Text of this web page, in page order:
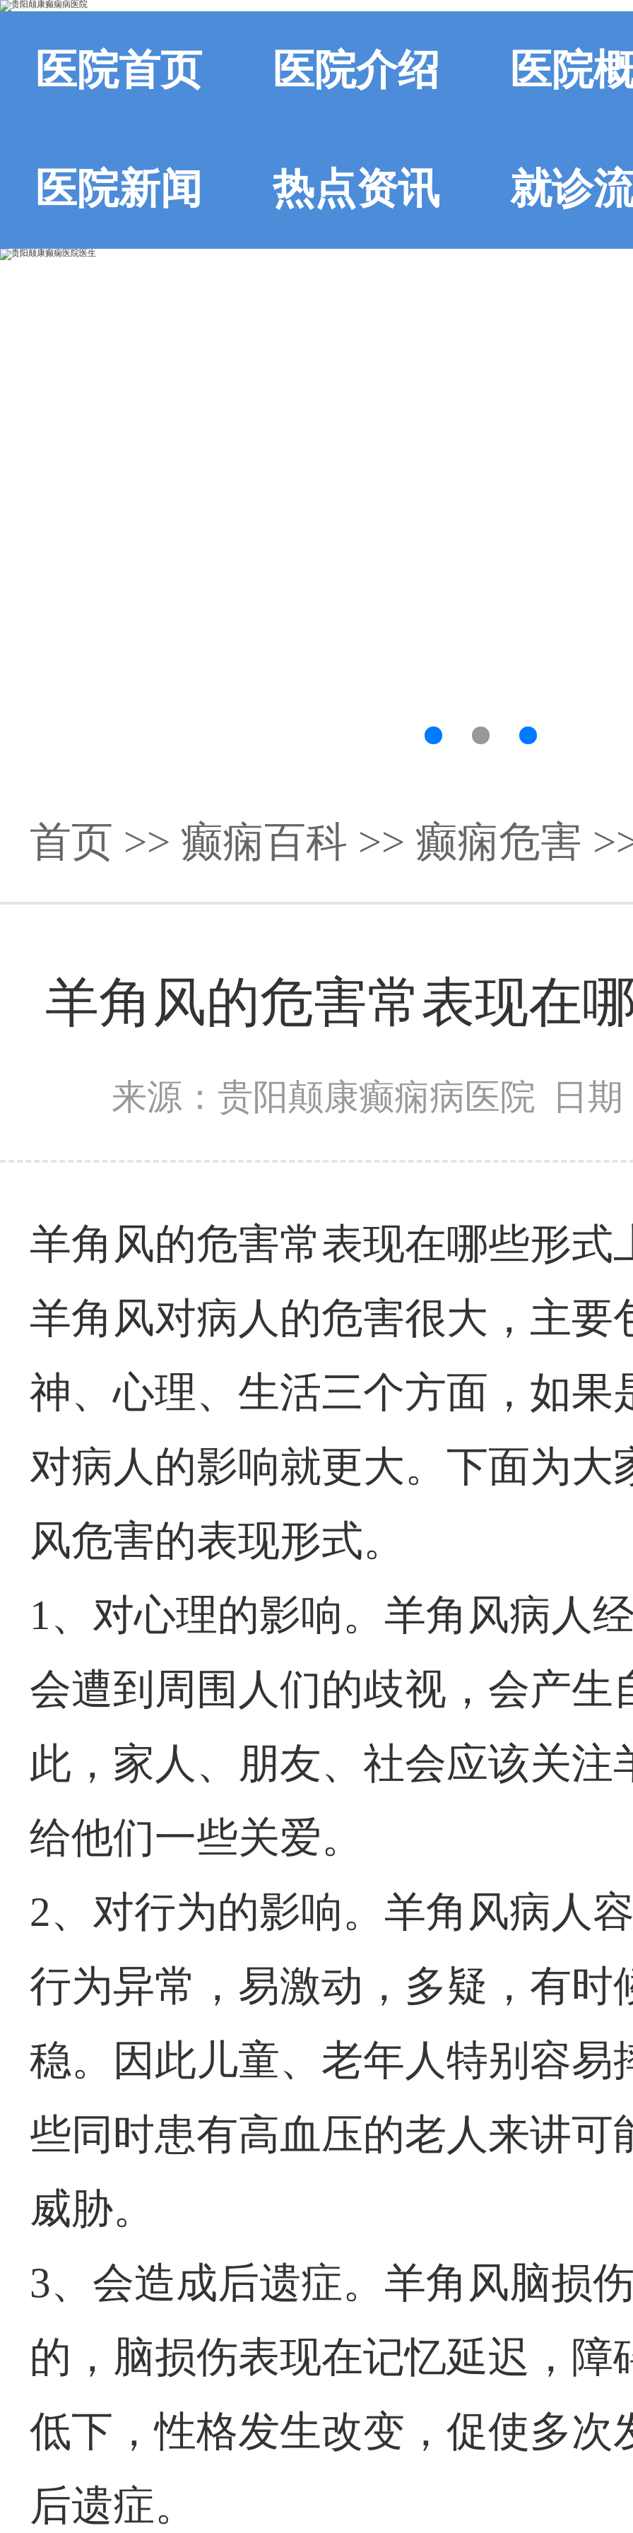
医院首页 医院介绍 医院
医院新闻 热点资讯 就诊
首页 >> 癫痫百科 >> 癫痫危害
羊角风的危害常表现在
来源：贵阳颠康癫痫病医院 日
羊角风的危害常表现在哪些形式
羊角风对病人的危害很大，主要
神、心理、生活三个方面，如果
对病人的影响就更大。下面为大
风危害的表现形式。
1、对心理的影响。羊角风病人
会遭到周围人们的歧视，会产生
此，家人、朋友、社会应该关注
给他们一些关爱。
2、对行为的影响。羊角风病人
行为异常，易激动，多疑，有时
稳。因此儿童、老年人特别容易
些同时患有高血压的老人来讲可
威胁。
3、会造成后遗症。羊角风脑损
的，脑损伤表现在记忆延迟，障
低下，性格发生改变，促使多次
后遗症。